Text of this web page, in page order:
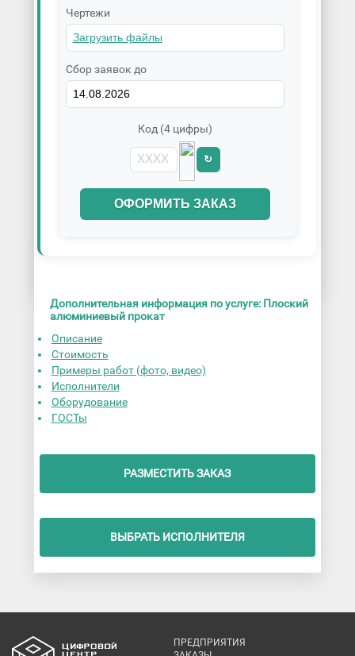
Чертежи
Сбор заявок до
Код (4 цифры)
↻
ОФОРМИТЬ ЗАКАЗ
Дополнительная информация по услуге: Плоский
алюминиевый прокат
Описание
Стоимость
Примеры работ (фото, видео)
Исполнители
Оборудование
ГОСТы
РАЗМЕСТИТЬ ЗАКАЗ
ВЫБРАТЬ ИСПОЛНИТЕЛЯ
ПРЕДПРИЯТИЯ